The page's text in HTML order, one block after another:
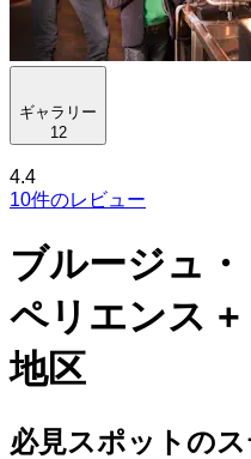
ギャラリー
12
4.4
10件のレビュー
ブルージュ
ペリエンス +
地区
必見スポットの